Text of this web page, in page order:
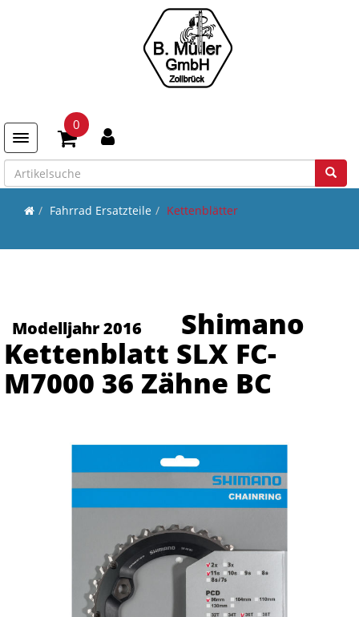
Toggle navigation
0
Fahrrad Ersatzteile Kettenblätter
Modelljahr 2016
Shimano
Kettenblatt SLX FC-
M7000 36 Zähne BC